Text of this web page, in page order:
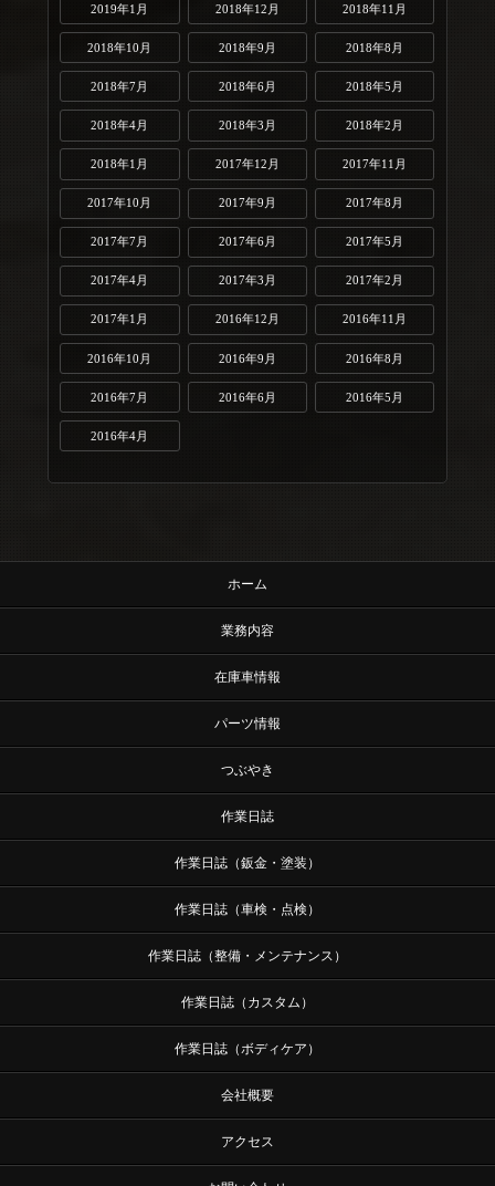
2019年1月 2018年12月 2018年11月
2018年10月 2018年9月 2018年8月
2018年7月 2018年6月 2018年5月
2018年4月 2018年3月 2018年2月
2018年1月 2017年12月 2017年11月
2017年10月 2017年9月 2017年8月
2017年7月 2017年6月 2017年5月
2017年4月 2017年3月 2017年2月
2017年1月 2016年12月 2016年11月
2016年10月 2016年9月 2016年8月
2016年7月 2016年6月 2016年5月
2016年4月
ホーム
業務内容
在庫車情報
パーツ情報
つぶやき
作業日誌
作業日誌（鈑金・塗装）
作業日誌（車検・点検）
作業日誌（整備・メンテナンス）
作業日誌（カスタム）
作業日誌（ボディケア）
会社概要
アクセス